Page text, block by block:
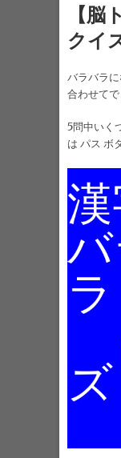
【
クイ
バラバラ
合わせてで
5問中いく
は パス ボ